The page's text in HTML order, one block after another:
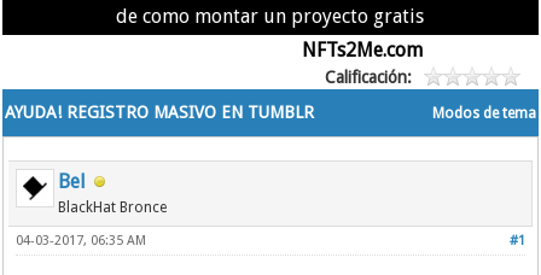
de como montar un proyecto gratis
NFTs2Me.com
Calificación:
Modos de tema
AYUDA! REGISTRO MASIVO EN TUMBLR
Bel
BlackHat Bronce
#1
04-03-2017, 06:35 AM